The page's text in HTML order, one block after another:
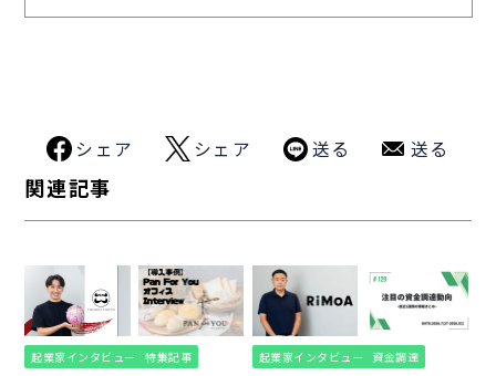
シェア シェア 送る 送る
関連記事
起業家インタビュー 特集記事 起業家インタビュー 資金調達